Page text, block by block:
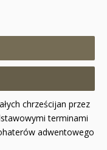
chrześcijan przez
terminami
adwentowego